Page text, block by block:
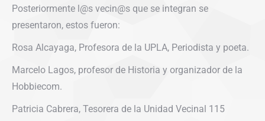
Posteriormente l@s vecin@s que se integran se
presentaron, estos fueron:
Rosa Alcayaga, Profesora de la UPLA, Periodista y poeta.
Marcelo Lagos, profesor de Historia y organizador de la
Hobbiecom.
Patricia Cabrera, Tesorera de la Unidad Vecinal 115